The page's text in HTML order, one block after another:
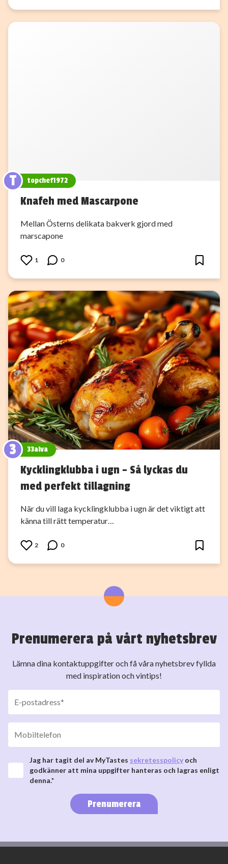
T topchef1972
Knafeh med Mascarpone
Mellan Österns delikata bakverk gjord med
marscapone
1 0
3 33alva
Kycklingklubba i ugn – Så lyckas du
med perfekt tillagning
När du vill laga kycklingklubba i ugn är det viktigt att
känna till rätt temperatur…
2 0
Prenumerera på vårt nyhetsbrev
Lämna dina kontaktuppgifter och få våra nyhetsbrev fyllda
med inspiration och vintips!
Jag har tagit del av MyTastes sekretesspolicy och
godkänner att mina uppgifter hanteras och lagras enligt
denna.*
Prenumerera